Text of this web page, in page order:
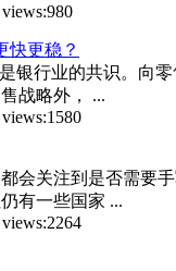
980
快更稳？
银行业的共识。向
战略外， ...
1580
会关注到是否需要
有一些国家 ...
2264